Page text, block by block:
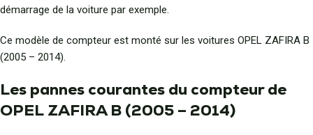
démarrage de la voiture par exemple.
Ce modèle de compteur est monté sur les voitures OPEL ZAFIRA B
(2005 – 2014).
Les pannes courantes du compteur de
OPEL ZAFIRA B (2005 – 2014)